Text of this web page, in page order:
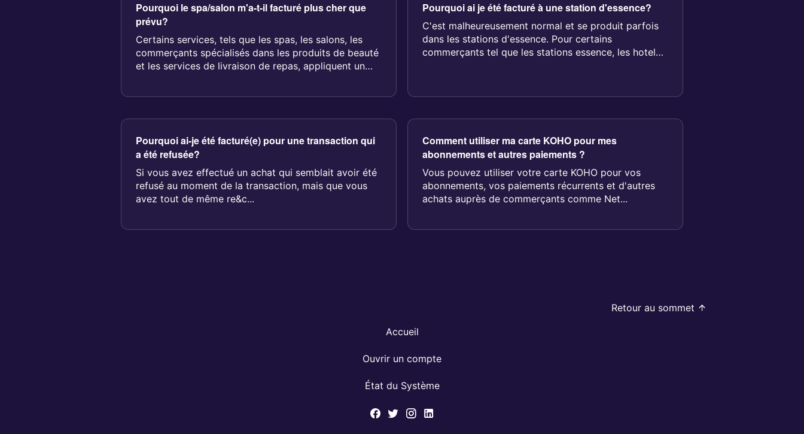
Pourquoi le spa/salon m'a-t-il facturé plus cher que
prévu?
Certains services, tels que les spas, les salons, les
commerçants spécialisés dans les produits de beauté
et les services de livraison de repas, appliquent un
Pourquoi ai je été facturé à une station d'essence?
C'est malheureusement normal et se produit parfois
dans les stations d'essence. Pour certains
commerçants tel que les stations essence, les hotels,
Pourquoi ai-je été facturé(e) pour une transaction qui
a été refusée?
Si vous avez effectué un achat qui semblait avoir été
refusé au moment de la transaction, mais que vous
avez tout de même re&c...
Comment utiliser ma carte KOHO pour mes
abonnements et autres paiements ?
Vous pouvez utiliser votre carte KOHO pour vos
abonnements, vos paiements récurrents et d'autres
achats auprès de commerçants comme Net...
Retour au sommet
Accueil
Ouvrir un compte
État du Système